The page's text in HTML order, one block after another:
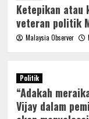
Ketepikan atau
veteran politik
Malaysia Observer
Politik
“Adakah
Vijay dalam